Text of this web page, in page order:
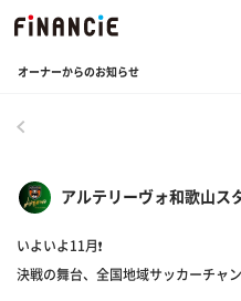
オーナーからのお知らせ
アルテリーヴォ和歌山ス
いよいよ11月❗
決戦の舞台、全国地域サッカーチャ